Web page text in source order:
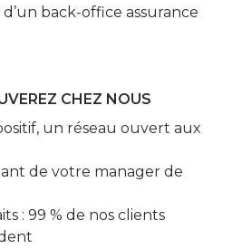
d’un back-office assurance
CHEZ NOUS
un réseau ouvert aux
de votre manager de
: 99 % de nos clients